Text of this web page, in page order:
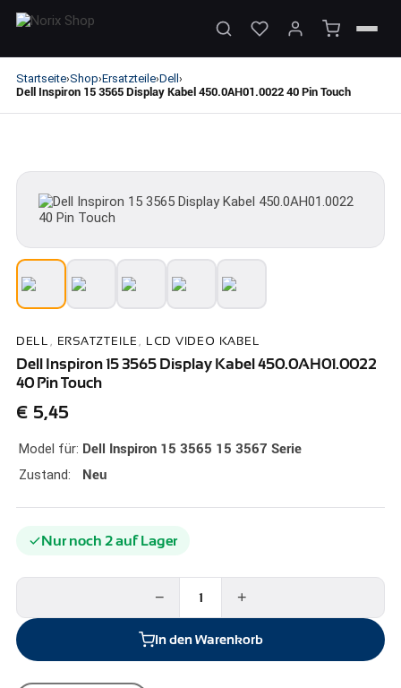
Startseite›Shop›Ersatzteile›Dell ›
Dell Inspiron 15 3565 Display Kabel 450.0AH01.0022 40 Pin Touch
DELL , ERSATZTEILE , LCD VIDEO KABEL
Dell Inspiron 15 3565 Display Kabel 450.0AH01.0022
40 Pin Touch
€ 5,45
Model für: Dell Inspiron 15 3565 15 3567 Serie
Zustand:
Neu
Nur noch 2 auf Lager
− +
In den Warenkorb